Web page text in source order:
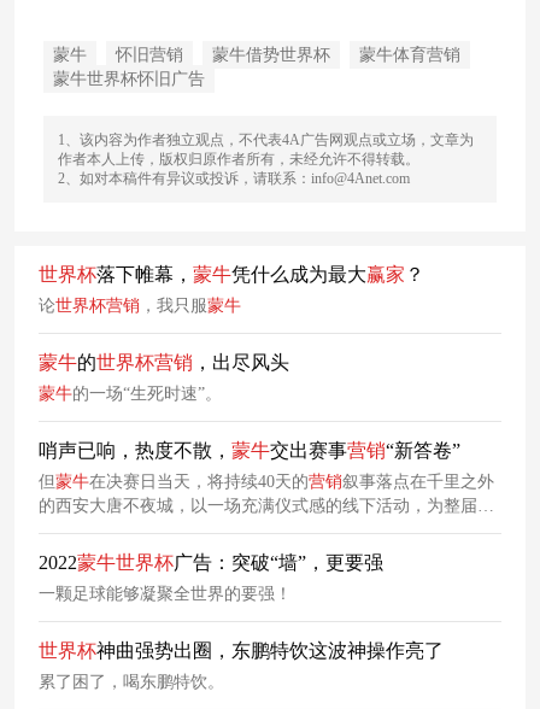
蒙牛 怀旧营销 蒙牛借势世界杯
蒙牛体育营销
蒙牛世界杯怀旧广告
1、该内容为作者独立观点，不代表4A广告网观点或立场，文章为
作者本人上传，版权归原作者所有，未经允许不得转载。
2、如对本稿件有异议或投诉，请联系：info@4Anet.com
世界杯落下帷幕， 蒙牛凭什么成为最大赢家 ？
论世界杯营销 ，我只服蒙牛
蒙牛的世界杯营销 ，出尽风头
蒙牛的一场“生死时速”。
哨声已响，热度不散， 蒙牛交出赛事营销“新答卷”
但蒙牛在决赛日当天，将持续40天的营销叙事落点在千里之外
的西安大唐不夜城，以一场充满仪式感的线下活动，为整届世
界杯营销收官。绿茵场外，蒙牛在古都西安送出金球，为世界
杯圆满收官。作为全球乳制品行业唯一FIFA全球官方赞助商，
在世界杯赛道持续深耕，其意义早已超越了“赞助”本身。
至此，蒙牛已经完成了用户的心智渗透。当赛场上的胜负已
定，蒙牛在赛事营销上的用心深耕，把瞬间的感动变成了长久
的共鸣，
2022蒙牛世界杯广告：突破“墙”，更要强
一颗足球能够凝聚全世界的要强！
世界杯神曲强势出圈，东鹏特饮这波神操作亮了
累了困了，喝东鹏特饮。